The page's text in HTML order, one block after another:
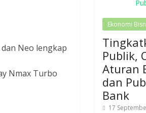
Neo lengkap
Nmax Turbo
Ekonomi
Publik,
Aturan
dan
Bank
17